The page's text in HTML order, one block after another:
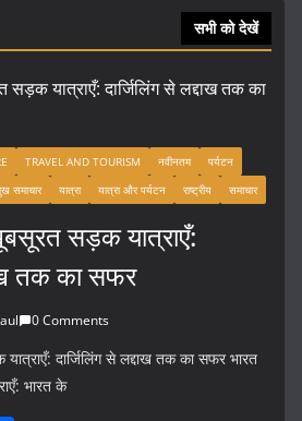
सभी को देखें
TRAVEL AND TOURISM नवीनतम
पर्यटन
समाचार यात्रा यात्रा और पर्यटन राष्ट्रीय समाचार
सड़क यात्राएँ:
तक का सफर
0 Comments
दार्जिलिंग से लद्दाख तक का सफर भारत
भारत के